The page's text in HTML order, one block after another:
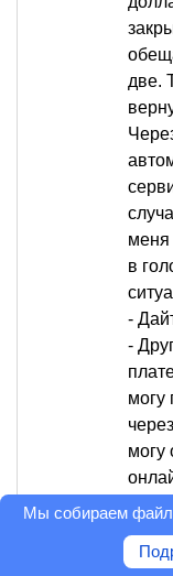
две.
меня
в
-
-
могу
могу
- Мы
Мы собираем